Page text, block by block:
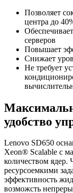
Позволяет
центра до
серверов
Повышает
Снижает
Не требует
удобство
Lenovo SD650
Xeon® Scalable с
количеством ядер.
ресурсоемкими
эффективность
возможсть